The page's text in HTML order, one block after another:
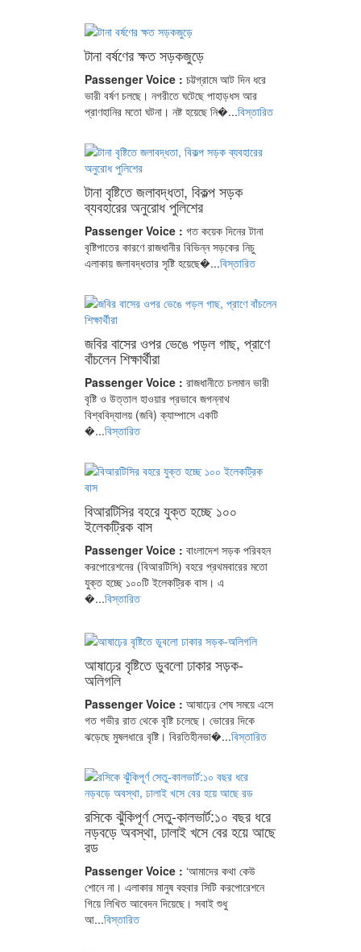
টানা বর্ষণের ক্ষত সড়কজুড়ে
Passenger Voice : চট্টগ্রামে আট দিন ধরে
ভারী বর্ষণ চলছে। নগরীতে ঘটেছে পাহাড়ধস আর
প্রাণহানির মতো ঘটনা। নষ্ট হয়েছে নি�...বিস্তারিত
টানা বৃষ্টিতে জলাবদ্ধতা, বিকল্প সড়ক
ব্যবহারের অনুরোধ পুলিশের
Passenger Voice : গত কয়েক দিনের টানা
বৃষ্টিপাতের কারণে রাজধানীর বিভিন্ন সড়কের নিচু
এলাকায় জলাবদ্ধতার সৃষ্টি হয়েছে�...বিস্তারিত
জবির বাসের ওপর ভেঙে পড়ল গাছ, প্রাণে
বাঁচলেন শিক্ষার্থীরা
Passenger Voice : রাজধানীতে চলমান ভারী
বৃষ্টি ও উত্তাল হাওয়ার প্রভাবে জগন্নাথ
বিশ্ববিদ্যালয় (জবি) ক্যাম্পাসে একটি
�...বিস্তারিত
বিআরটিসির বহরে যুক্ত হচ্ছে ১০০
ইলেকট্রিক বাস
Passenger Voice : বাংলাদেশ সড়ক পরিবহন
করপোরেশনের (বিআরটিসি) বহরে প্রথমবারের মতো
যুক্ত হচ্ছে ১০০টি ইলেকট্রিক বাস। এ
�...বিস্তারিত
আষাঢ়ের বৃষ্টিতে ডুবলো ঢাকার সড়ক-
অলিগলি
Passenger Voice : আষাঢ়ের শেষ সময়ে এসে
গত গভীর রাত থেকে বৃষ্টি চলেছে। ভোরের দিকে
ঝড়েছে মুষলধারে বৃষ্টি। বিরতিহীনভা�...বিস্তারিত
রসিকে ঝুঁকিপূর্ণ সেতু-কালভার্ট:১০ বছর ধরে
নড়বড়ে অবস্থা, ঢালাই খসে বের হয়ে আছে
রড
Passenger Voice : ‘আমাদের কথা কেউ
শোনে না। এলাকার মানুষ বহুবার সিটি করপোরেশনে
গিয়ে লিখিত আবেদন দিয়েছে। সবাই শুধু
আ...বিস্তারিত